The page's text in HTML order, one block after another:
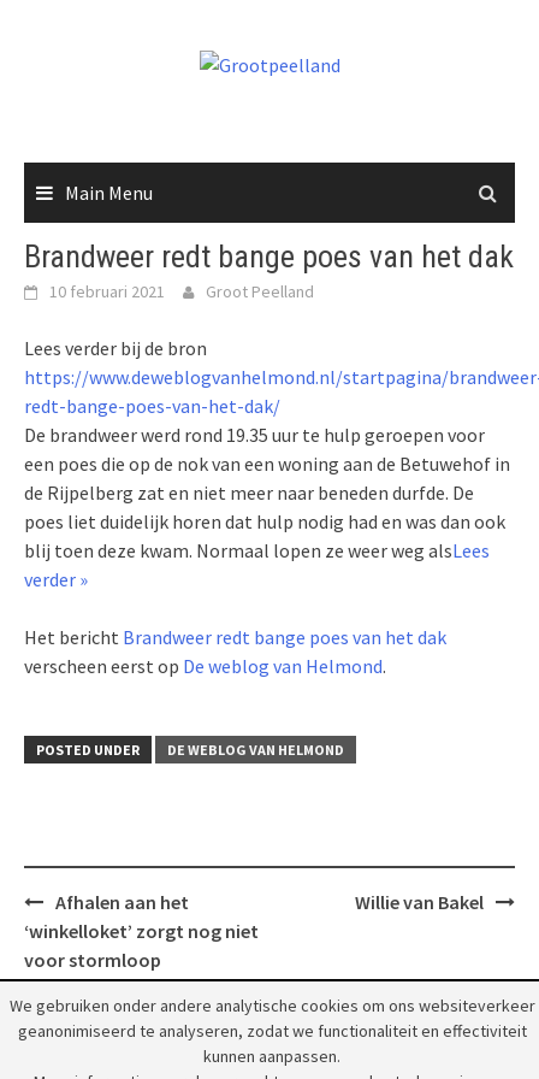
Main Menu
Brandweer redt bange poes van het dak
10 februari 2021 Groot Peelland
Lees verder bij de bron
https://www.deweblogvanhelmond.nl/startpagina/
redt-bange-poes-van-het-dak/
De brandweer werd rond 19.35 uur te hulp geroepen voor
een poes die op de nok van een woning aan de Betuwehof in
de Rijpelberg zat en niet meer naar beneden durfde. De
poes liet duidelijk horen dat hulp nodig had en was dan ook
blij toen deze kwam. Normaal lopen ze weer weg alsLees
verder »
Het bericht Brandweer redt bange poes van het dak
verscheen eerst op De weblog van Helmond.
POSTED UNDER DE WEBLOG VAN HELMOND
Post
navigation
Afhalen aan het
‘winkelloket’ zorgt nog niet
voor stormloop
Willie van Bakel
We gebruiken onder andere analytische cookies om ons websiteverkeer
geanonimiseerd te analyseren, zodat we functionaliteit en effectiviteit
kunnen aanpassen.